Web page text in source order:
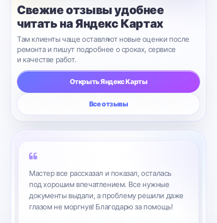
Свежие отзывы удобнее
читать на Яндекс Картах
Там клиенты чаще оставляют новые оценки после
ремонта и пишут подробнее о сроках, сервисе
и качестве работ.
Открыть Яндекс Карты
Все отзывы
Мастер все рассказал и показал, осталась
под хорошим впечатлением. Все нужные
документы выдали, а проблему решили даже
глазом не моргнув! Благодарю за помощь!